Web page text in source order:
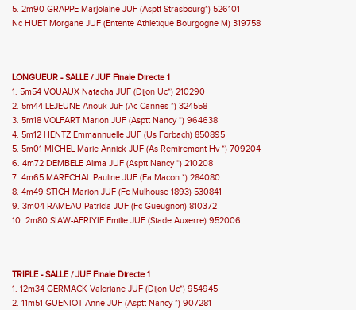
5. 2m90 GRAPPE Marjolaine JUF (Asptt Strasbourg*) 526101
Nc HUET Morgane JUF (Entente Athletique Bourgogne M) 319758
LONGUEUR - SALLE / JUF Finale Directe 1
1. 5m54 VOUAUX Natacha JUF (Dijon Uc*) 210290
2. 5m44 LEJEUNE Anouk JuF (Ac Cannes *) 324558
3. 5m18 VOLFART Marion JUF (Asptt Nancy *) 964638
4. 5m12 HENTZ Emmannuelle JUF (Us Forbach) 850895
5. 5m01 MICHEL Marie Annick JUF (As Remiremont Hv *) 709204
6. 4m72 DEMBELE Alima JUF (Asptt Nancy *) 210208
7. 4m65 MARECHAL Pauline JUF (Ea Macon *) 284080
8. 4m49 STICH Marion JUF (Fc Mulhouse 1893) 530841
9. 3m04 RAMEAU Patricia JUF (Fc Gueugnon) 810372
10. 2m80 SIAW-AFRIYIE Emilie JUF (Stade Auxerre) 952006
TRIPLE - SALLE / JUF Finale Directe 1
1. 12m34 GERMACK Valeriane JUF (Dijon Uc*) 954945
2. 11m51 GUENIOT Anne JUF (Asptt Nancy *) 907281